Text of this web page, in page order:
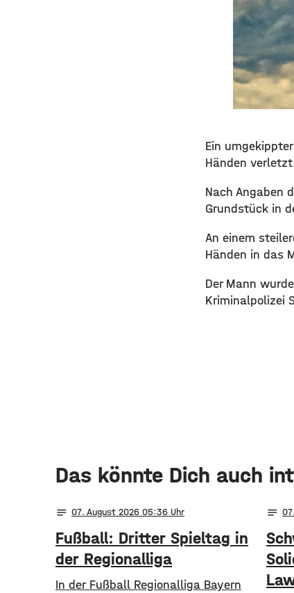
Ein
Händen
Nach Angaben
Grundstück in
An einem
Händen in das
Der Mann
Kriminalpolizei
Das könnte Dich auch
notes 07. August 2026 05:36
Fußball: Dritter Spieltag in
der Regionalliga
In der Fußball Regionalliga Bayern
notes 07